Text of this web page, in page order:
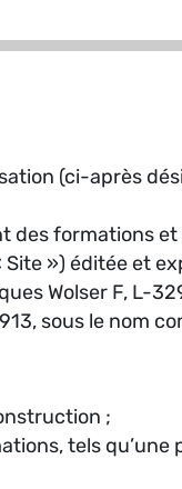
(ci-après
des formations
») éditée et
Wolser F, L-
sous le nom
;
tels qu’une